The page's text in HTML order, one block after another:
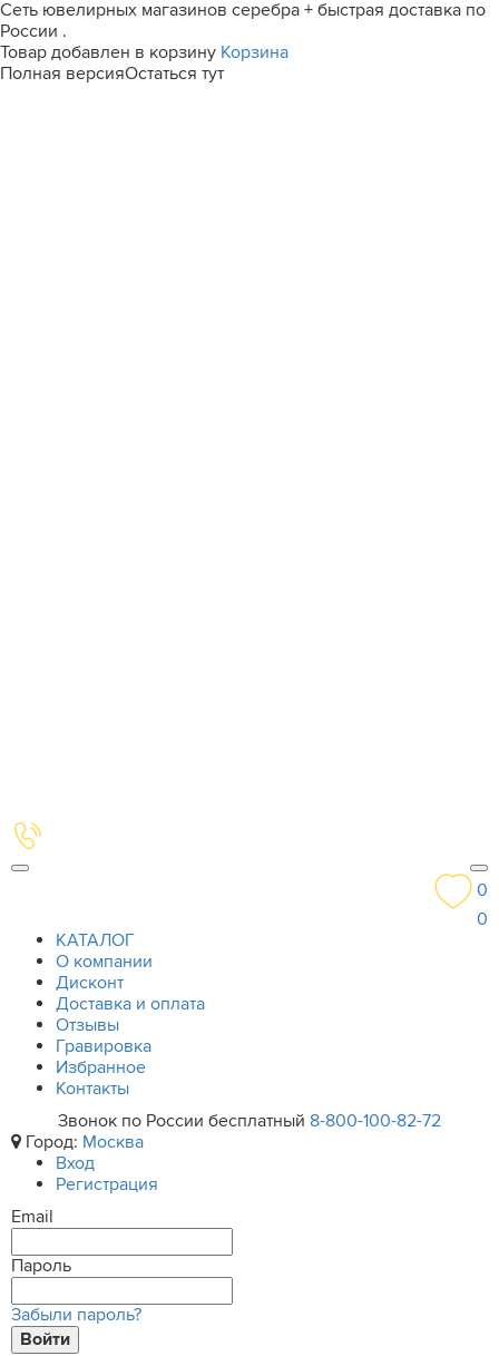
Сеть ювелирных магазинов серебра + быстрая доставка по
России .
Товар добавлен в корзину Корзина
Полная версияОстаться тут
0
0
КАТАЛОГ
О компании
Дисконт
Доставка и оплата
Отзывы
Гравировка
Избранное
Контакты
Звонок по России бесплатный 8-800-100-82-72
Город: Москва
Вход
Регистрация
Email
Пароль
Забыли пароль?
Войти